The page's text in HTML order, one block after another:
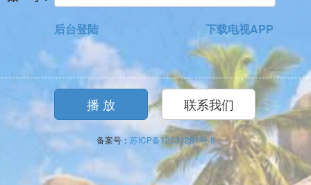
后台登陆 下载电视APP
备案号： 苏ICP备12031281号-8